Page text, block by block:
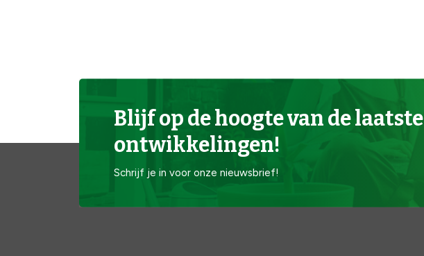
Blijf op de hoogte van de laatste
ontwikkelingen!
Schrijf je in voor onze nieuwsbrief!